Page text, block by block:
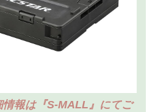
報は『S-MALL』にてご